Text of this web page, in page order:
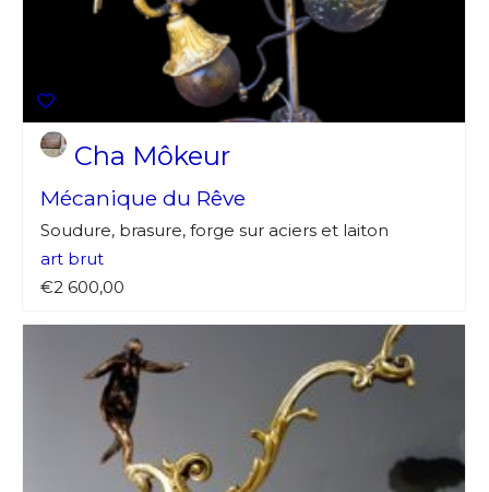
Cha Môkeur
Mécanique du Rêve
Soudure, brasure, forge sur aciers et laiton
art brut
€2 600,00